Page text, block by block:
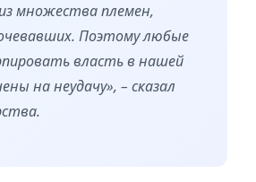
множества племен,
Поэтому любые
власть в нашей
на неудачу», – сказал